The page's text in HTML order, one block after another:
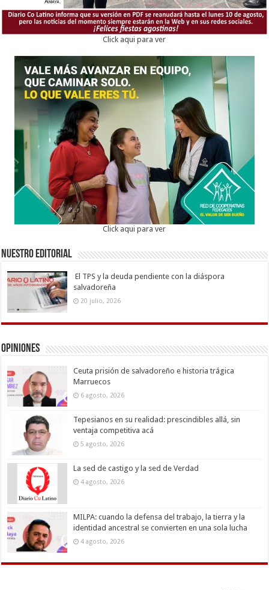
Click aqui para ver
Click aqui para ver
Nuestro Editorial
El TPS y la deuda pendiente con la diáspora
salvadoreña
20 julio, 2026
Opiniones
Ceuta prisión de salvadoreño e historia trágica
Marruecos
6 agosto, 2026
Tepesianos en su realidad: prescindibles allá, sin
ventaja competitiva acá
5 agosto, 2026
La sed de castigo y la sed de Verdad
4 agosto, 2026
MILPA: cuando la defensa del trabajo, la tierra y la
identidad ancestral se convierten en una sola lucha
4 agosto, 2026